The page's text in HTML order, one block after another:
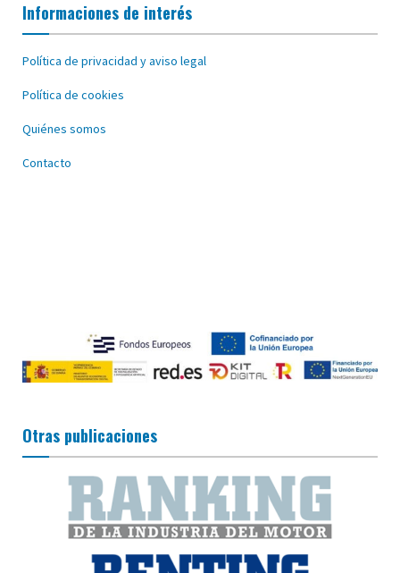
Informaciones de interés
Política de privacidad y aviso legal
Política de cookies
Quiénes somos
Contacto
Otras publicaciones